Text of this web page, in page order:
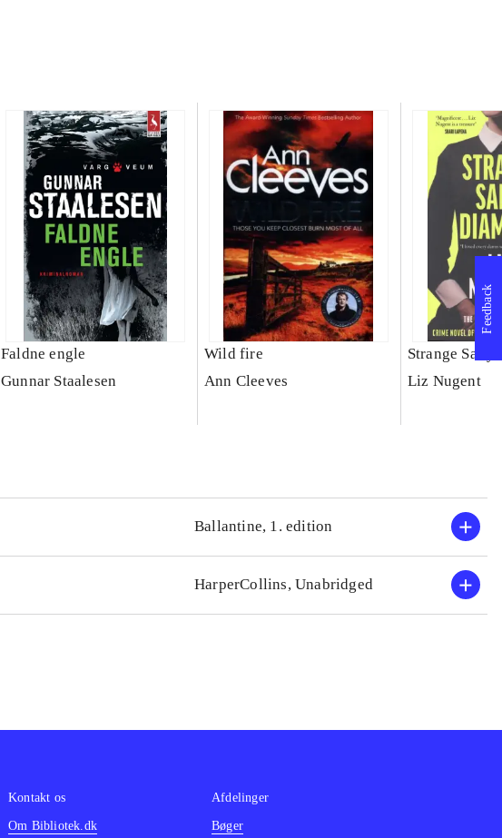
Faldne engle
Gunnar Staalesen
Wild fire
Ann Cleeves
Strange Sally
Liz Nugent
Ballantine, 1. edition
HarperCollins, Unabridged
Feedback
Kontakt os
Om Bibliotek.dk
Afdelinger
Bøger